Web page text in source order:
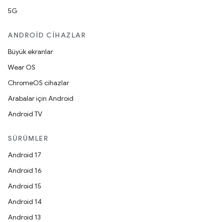
5G
ANDROID CIHAZLAR
Büyük ekranlar
Wear OS
ChromeOS cihazlar
Arabalar için Android
Android TV
SÜRÜMLER
Android 17
Android 16
Android 15
Android 14
Android 13